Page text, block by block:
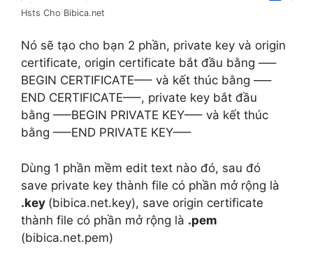
Hsts Cho Bibica.net
Nó sẽ tạo cho bạn 2 phần, private key và origin
certificate, origin certificate bắt đầu bằng —–
BEGIN CERTIFICATE—– và kết thúc bằng —–
END CERTIFICATE—–, private key bắt đầu
bằng —–BEGIN PRIVATE KEY—– và kết thúc
bằng —–END PRIVATE KEY—–
Dùng 1 phần mềm edit text nào đó, sau đó
save private key thành file có phần mở rộng là
.key (bibica.net.key), save origin certificate
thành file có phần mở rộng là .pem
(bibica.net.pem)